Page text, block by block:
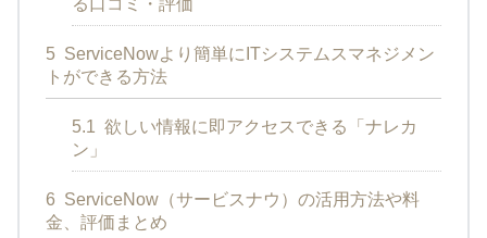
る口コミ・評価
5 ServiceNowより簡単にITシステムスマネジメン
トができる方法
5.1 欲しい情報に即アクセスできる「ナレカ
ン」
6 ServiceNow（サービスナウ）の活用方法や料
金、評価まとめ